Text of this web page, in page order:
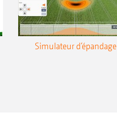
Simulateur d‘épandage